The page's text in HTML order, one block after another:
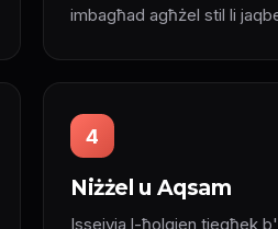
imbagħad agħżel stil li
4
Niżżel u Aqsam
Issejvja l-ħolqien tiegħek